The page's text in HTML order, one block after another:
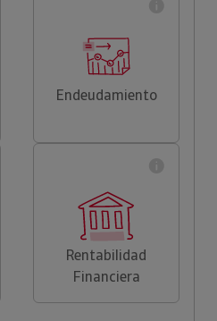
Endeudamiento
Rentabilidad
Financiera